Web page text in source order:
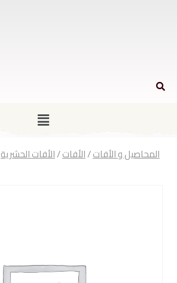
المحاصيل و الأفات/الأفات/الأفات الحشرية